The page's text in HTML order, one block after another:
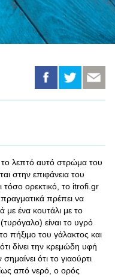
το λεπτό αυτό στρώμα του
στην επιφάνεια του
τόσο ορεκτικό, το itrofi.gr
πρέπει να
με ένα κουτάλι με το
είναι το υγρό
πήξιμο του γάλακτος και
δίνει την κρεμώδη υφή
ότι το γιαούρτι
από νερό, ο ορός